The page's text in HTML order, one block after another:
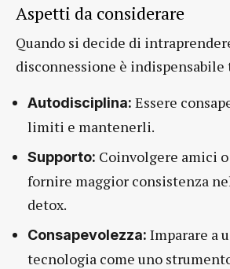
Aspetti da considerare
Quando si decide di
disconnessione è
Autodisciplina: Essere
limiti e mantenerli.
Supporto: Coinvolgere amici
fornire maggior consistenza
detox.
Consapevolezza: Imparare a
tecnologia come uno